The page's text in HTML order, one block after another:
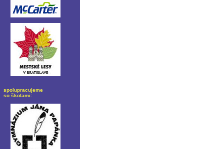
spolupracujeme
so školami: